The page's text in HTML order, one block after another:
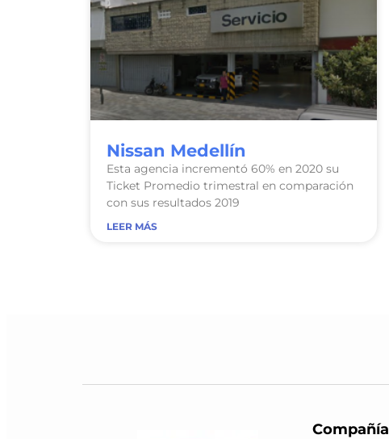
Nissan Medellín
Esta agencia incrementó 60% en 2020 su
Ticket Promedio trimestral en comparación
con sus resultados 2019
LEER MÁS
Compañía